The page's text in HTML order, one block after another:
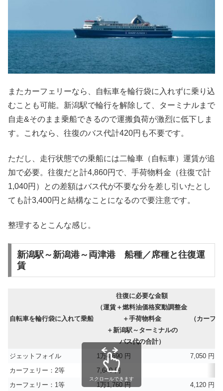
またカーフェリーなら、自転車を輪行袋に入れずに乗り込
むことも可能。新潟駅で輪行を解除して、ターミナルまで
自走&そのまま乗船できるので運搬負荷が激烈に低下しま
す。これなら、往復のバス代計420円も不要です。
ただし、走行状態での乗船には二輪車（自転車）運賃が追
加で必要。往復だと計4,860円で、手荷物料金（往復で計
1,040円）との差額はバス代が不要な分を差し引いたとし
ても計3,400円と結構なことになるので要注意です。
整理するとこんな感じ。
新潟駅～新潟港～両津港 船種／席種と往復運
賃
自転車を輪行袋に入れて乗船
往復に必要な金額
（運賃＋燃料油価格変動調整金
＋手荷物料金
＋新潟駅～ターミナルの
バス代の合計）
（カーフ
ジェットフォイル 1万4,690 円
7,050 円
カーフェリー：2等
7,640 円
カーフェリー：1等
1万1,760 円 4,120 円
スクロールできます